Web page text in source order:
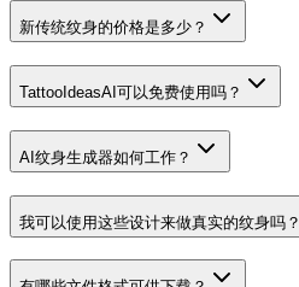
新传统纹身的价格是多少？
TattooIdeasAI可以免费使用吗？
AI纹身生成器如何工作？
我可以使用这些设计来做真实的纹身吗？